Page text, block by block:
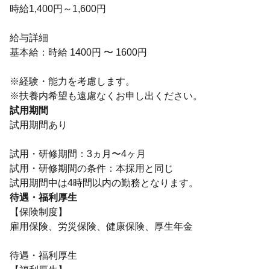
時給1,400円～1,600円
給与詳細
基本給：時給 1400円 〜 1600円
※経験・能力を考慮します。
※扶養内希望も遠慮なくお申し出ください。
試用期間
試用期間あり
試用・研修期間：3ヵ月〜4ヶ月
試用・研修期間の条件：本採用と同じ
待遇・福利厚生
【保険制度】
雇用保険、労災保険、健康保険、厚生年金
待遇・福利厚生